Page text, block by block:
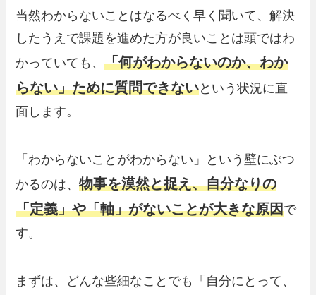
当然わからないことはなるべく早く聞いて、解決
したうえで課題を進めた方が良いことは頭ではわ
かっていても、「何がわからないのか、わか
らない」ために質問できないという状況に直
面します。
「わからないことがわからない」という壁にぶつ
かるのは、物事を漠然と捉え、自分なりの
「定義」や「軸」がないことが大きな原因で
す。
まずは、どんな些細なことでも「自分にとって、